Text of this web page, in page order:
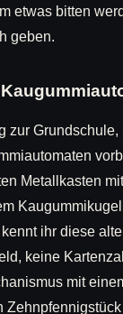
etwas bitten
geben.
zur
Metallkasten
ihr diese
keine
mit